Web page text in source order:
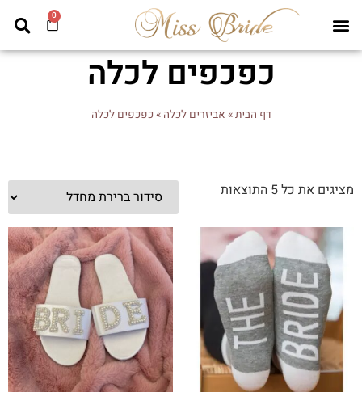
0
כפכפים לכלה
דף הבית» אביזרים לכלה » כפכפים לכלה
מציגים את כל ⁦5⁩ התוצאות